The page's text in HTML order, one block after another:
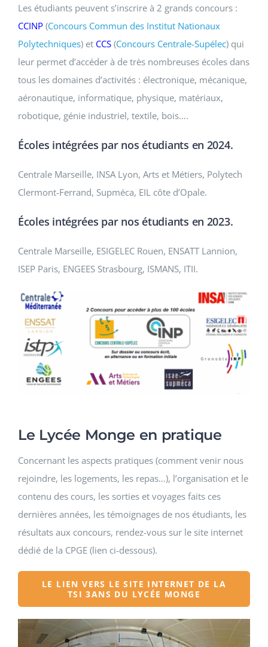
Les étudiants peuvent s’inscrire à 2 grands concours :
CCINP(Concours Commun des Institut Nationaux
Polytechniques) et CCS(Concours Centrale-Supélec) qui
leur permet d’accéder à de très nombreuses écoles dans
tous les domaines d’activités : électronique, mécanique,
aéronautique, informatique, physique, matériaux,
robotique, génie industriel, textile, bois….
Écoles intégrées par nos étudiants en 2024.
Centrale Marseille, INSA Lyon, Arts et Métiers, Polytech
Clermont-Ferrand, Supméca, EIL côte d’Opale.
Écoles intégrées par nos étudiants en 2023.
Centrale Marseille, ESIGELEC Rouen, ENSATT Lannion,
ISEP Paris, ENGEES Strasbourg, ISMANS, ITII.
Le Lycée Monge en pratique
Concernant les aspects pratiques (comment venir nous
rejoindre, les logements, les repas…), l’organisation et le
contenu des cours, les sorties et voyages faits ces
dernières années, les témoignages de nos étudiants, les
résultats aux concours, rendez-vous sur le site internet
dédié de la CPGE (lien ci-dessous).
LE LIEN VERS LE SITE INTERNET DE LA
TSI 3ANS DU LYCÉE MONGE